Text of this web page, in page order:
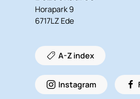
Horapark 9
6717LZ Ede
A-Z index
Instagram